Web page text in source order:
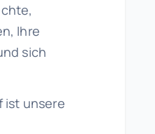
Ihre
sich
ist unsere